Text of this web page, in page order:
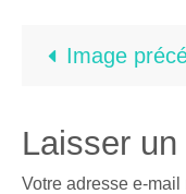
Image
Laisser
Votre adresse e-